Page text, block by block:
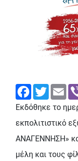
FacebookTwitter
Εκδόθηκε το
εκπολιτιστικό
ΑΝΑΓΕΝΝΗΣΗ»
μέλη και τους